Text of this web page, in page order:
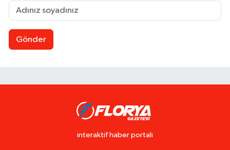
Gönder
interaktif haber portalı